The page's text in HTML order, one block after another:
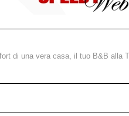
di una vera casa, il tuo B&B alla